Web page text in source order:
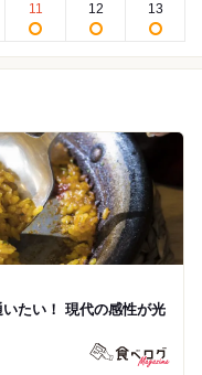
11 12 13
いたい！ 現代の感性が光